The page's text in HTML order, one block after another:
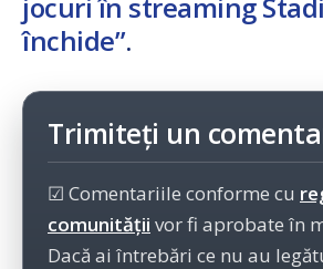
închide”.
Trimiteți un
☑ Comentariile conforme cu
comunității vor fi aprobate în
Dacă ai întrebări ce nu au